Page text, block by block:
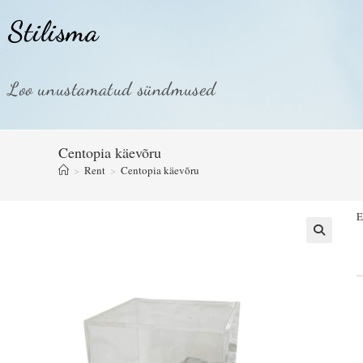
Stilisma
Loo unustamatud sündmused
Centopia käevõru
> Rent > Centopia käevõru